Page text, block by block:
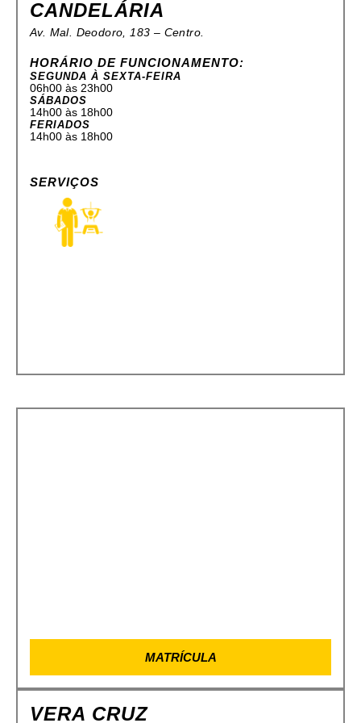
CANDELÁRIA
Av. Mal. Deodoro, 183 – Centro.
HORÁRIO DE FUNCIONAMENTO:
SEGUNDA À SEXTA-FEIRA
06h00 às 23h00
SÁBADOS
14h00 às 18h00
FERIADOS
14h00 às 18h00
SERVIÇOS
MATRÍCULA
VERA CRUZ